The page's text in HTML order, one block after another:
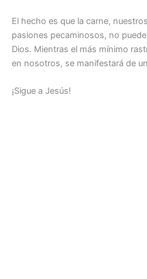
El hecho es que la carne,
pasiones pecaminosos, no
Dios. Mientras el más mínimo
en nosotros, se manifestará de
¡Sigue a Jesús!